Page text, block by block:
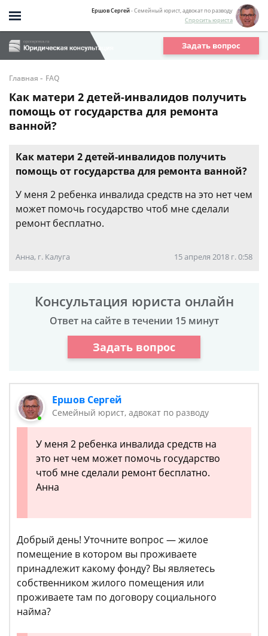
Ершов Сергей- Семейный юрист, адвокат по разводу
Спросить юриста
Задать вопрос
Главная - FAQ
Как матери 2 детей-инвалидов получить
помощь от государства для ремонта
ванной?
Как матери 2 детей-инвалидов получить
помощь от государства для ремонта ванной?
У меня 2 ребенка инвалида средств на это нет чем
может помочь государство чтоб мне сделали
ремонт бесплатно.
Анна, г. Калуга 15 апреля 2018 г. 0:58
Консультация юриста онлайн
Ответ на сайте в течении 15 минут
Задать вопрос
Ершов Сергей
Семейный юрист, адвокат по разводу
У меня 2 ребенка инвалида средств на
это нет чем может помочь государство
чтоб мне сделали ремонт бесплатно.
Анна
Добрый день! Уточните вопрос — жилое
помещение в котором вы проживаете
принадлежит какому фонду? Вы являетесь
собственником жилого помещения или
проживаете там по договору социального
найма?